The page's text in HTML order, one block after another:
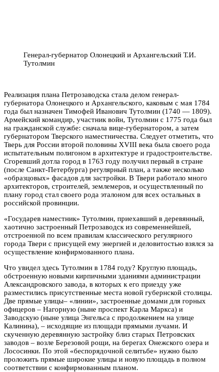
Генерал-губернатор Олонецкий и Архангельский Т.И.
Тутолмин
Реализация плана Петрозаводска стала делом генерал-
губернатора Олонецкого и Архангельского, каковым с мая 1784
года был назначен Тимофей Иванович Тутолмин (1740 — 1809).
Армейский командир, участник войн, Тутолмин с 1775 года был
на гражданской службе: сначала вице-губернатором, а затем
губернатором Тверского наместничества. Следует отметить, что
Тверь для России второй половины XVIII века была своего рода
испытательным полигоном в архитектуре и градостроительстве.
Сгоревший дотла город в 1763 году получил первый в стране
(после Санкт-Петербурга) регулярный план, а также несколько
«образцовых» фасадов для застройки. В Твери работало много
архитекторов, строителей, землемеров, и осуществленный по
плану город стал своего рода эталоном для всех остальных в
российской провинции.
«Государев наместник» Тутолмин, приехавший в деревянный,
хаотично застроенный Петрозаводск из современнейшей,
отстроенной по всем правилам классического регулярного
города Твери с присущей ему энергией и деловитостью взялся за
осуществление конфирмованного плана.
Что увидел здесь Тутолмин в 1784 году? Круглую площадь,
обстроенную новыми кирпичными зданиями администрации
Александровского завода, в которых к его приезду уже
разместились присутственные места новой губернской столицы.
Две прямые улицы– «линии», застроенные домами для горных
офицеров – Нагорную (ныне проспект Карла Маркса) и
Заводскую (ныне улица Энгельса с продолжением на улице
Калинина), – исходящие из площади прямыми лучами. И
скученную деревянную застройку близ старых Петровских
заводов – возле Березовой рощи, на берегах Онежского озера и
Лососинки. По этой «беспорядочной селитьбе» нужно было
проложить прямые широкие улицы и новую площадь в полном
соответствии с конфирмованным планом.